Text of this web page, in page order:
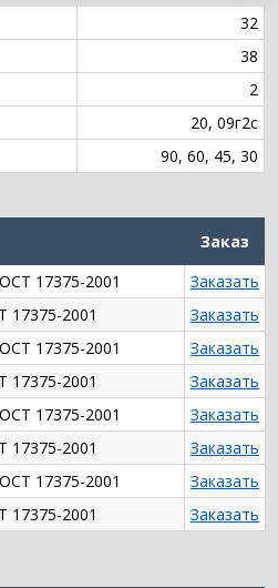
32
38
2
20, 09г2с
90, 60, 45, 30
Заказ
17375-2001
Заказать
17375-2001
Заказать
17375-2001
Заказать
17375-2001
Заказать
17375-2001
Заказать
17375-2001
Заказать
17375-2001
Заказать
17375-2001
Заказать